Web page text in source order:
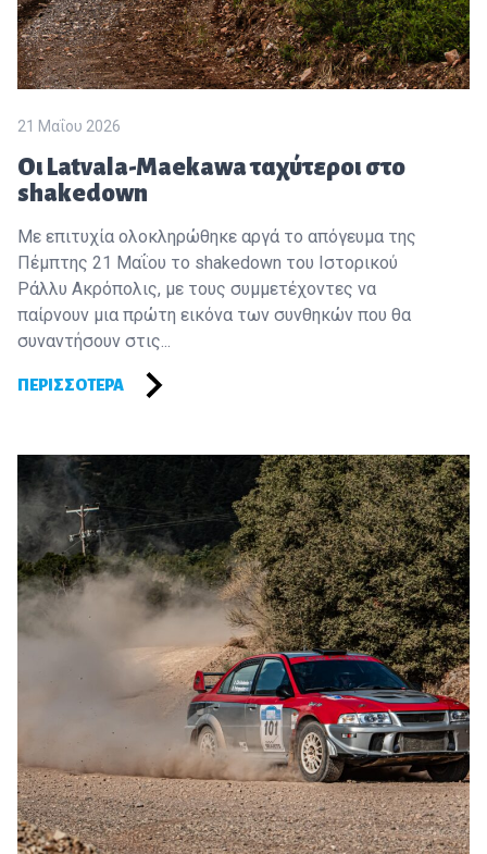
21 Μαΐου 2026
Οι Latvala-Maekawa ταχύτεροι στο
shakedown
Με επιτυχία ολοκληρώθηκε αργά το απόγευμα της
Πέμπτης 21 Μαΐου το shakedown του Ιστορικού
Ράλλυ Ακρόπολις, με τους συμμετέχοντες να
παίρνουν μια πρώτη εικόνα των συνθηκών που θα
συναντήσουν στις...
ΠΕΡΙΣΣΌΤΕΡΑ